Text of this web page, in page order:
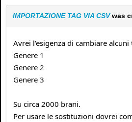
IMPORTAZIONE TAG VIA CSVwas
Avrei l'esigenza di cambiare
Genere 1
Genere 2
Genere 3
Su circa 2000 brani.
Per usare le sostituzioni dovrei